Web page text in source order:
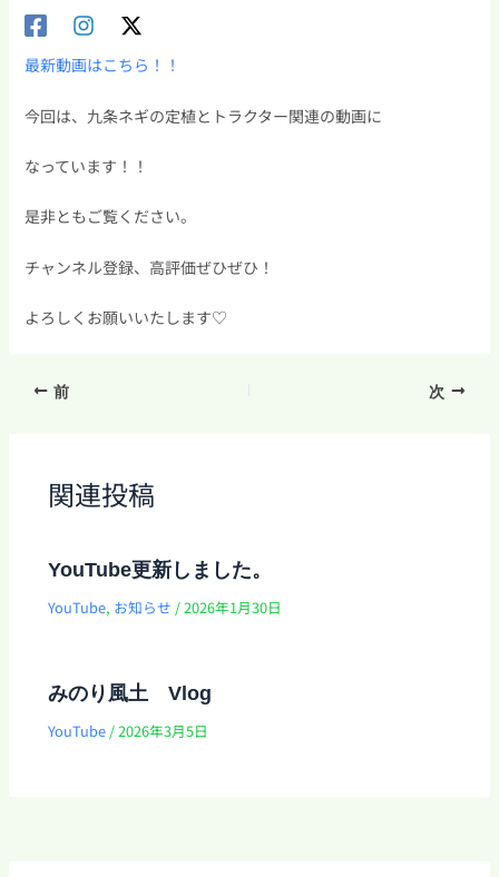
最新動画はこちら！！
今回は、九条ネギの定植とトラクター関連の動画に
なっています！！
是非ともご覧ください。
チャンネル登録、高評価ぜひぜひ！
よろしくお願いいたします♡
前 次
関連投稿
YouTube更新しました。
YouTube, お知らせ /2026年1月30日
みのり風土 Vlog
YouTube/2026年3月5日